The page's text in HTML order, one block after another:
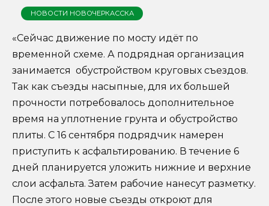
НОВОСТИ НОВОЧЕРКАССКА
«Сейчас движение по мосту идёт по
временной схеме. А подрядная организация
занимается обустройством круговых съездов.
Так как съезды насыпные, для их большей
прочности потребовалось дополнительное
время на уплотнение грунта и обустройство
плиты. С 16 сентября подрядчик намерен
приступить к асфальтированию. В течение 6
дней планируется уложить нижние и верхние
слои асфальта. Затем рабочие нанесут разметку.
После этого новые съезды откроют для